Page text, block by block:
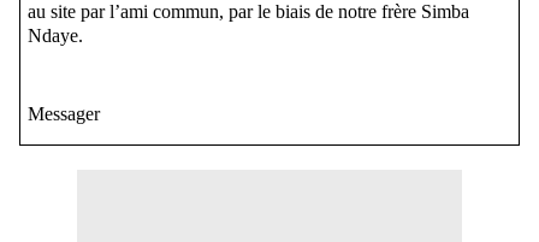
au site par l’ami commun, par le biais de notre frère Simba
Ndaye.
Messager